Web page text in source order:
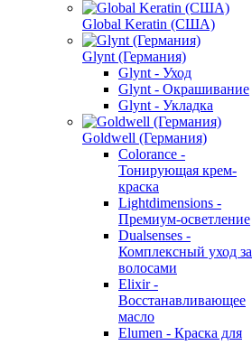
Global Keratin (США)
Glynt (Германия)
Glynt - Уход
Glynt - Окрашивание
Glynt - Укладка
Goldwell (Германия)
Colorance -
Тонирующая крем-
краска
Lightdimensions -
Премиум-осветление
Dualsenses -
Комплексный уход за
волосами
Elixir -
Восстанавливающее
масло
Elumen - Краска для